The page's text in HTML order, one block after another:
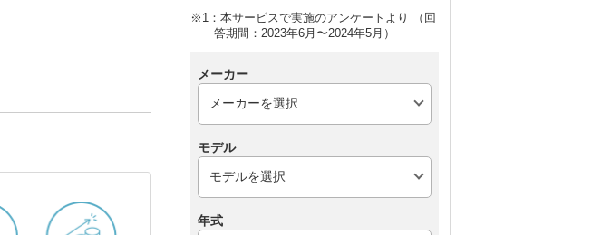
※1：本サービスで実施のアンケートより （回
答期間：2023年6月〜2024年5月）
メーカー
モデル
年式